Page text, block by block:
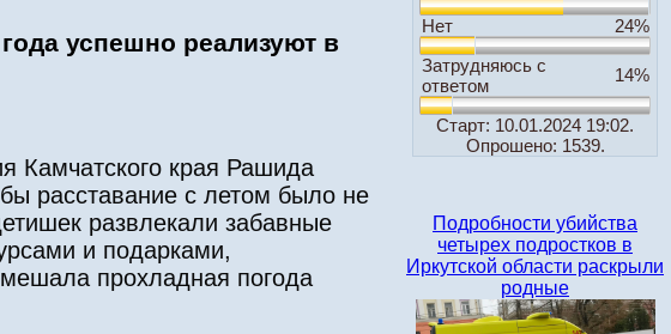
успешно реализуют в
Камчатского края Рашида
расставание с летом было не
развлекали забавные
и подарками,
прохладная погода
Нет
24%
Затрудняюсь с
ответом
14%
Старт: 10.01.2024 19:02.
Опрошено: 1539.
Подробности убийства
четырех подростков в
Иркутской области раскрыли
родные